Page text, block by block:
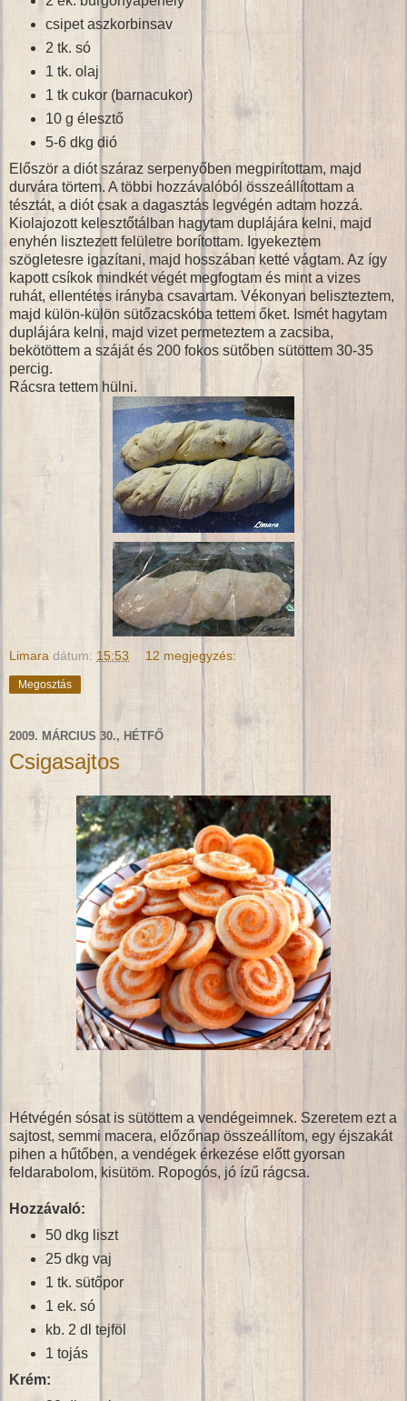
csipet aszkorbinsav
2 tk. só
1 tk. olaj
1 tk cukor (barnacukor)
10 g élesztő
5-6 dkg dió
Először a diót száraz serpenyőben megpirítottam, majd
durvára törtem. A többi hozzávalóból összeállítottam a
tésztát, a diót csak a dagasztás legvégén adtam hozzá.
Kiolajozott kelesztőtálban hagytam duplájára kelni, majd
enyhén lisztezett felületre borítottam. Igyekeztem
szögletesre igazítani, majd hosszában ketté vágtam. Az így
kapott csíkok mindkét végét megfogtam és mint a vizes
ruhát, ellentétes irányba csavartam. Vékonyan beliszteztem,
majd külön-külön sütőzacskóba tettem őket. Ismét hagytam
duplájára kelni, majd vizet permeteztem a zacsiba,
bekötöttem a száját és 200 fokos sütőben sütöttem 30-35
percig.
Rácsra tettem hülni.
Limara dátum: 15:53 12 megjegyzés:
Megosztás
2009. MÁRCIUS 30., HÉTFŐ
Csigasajtos
Hétvégén sósat is sütöttem a vendégeimnek. Szeretem ezt a
sajtost, semmi macera, előzőnap összeállítom, egy éjszakát
pihen a hűtőben, a vendégek érkezése előtt gyorsan
feldarabolom, kisütöm. Ropogós, jó ízű rágcsa.
Hozzávaló:
50 dkg liszt
25 dkg vaj
1 tk. sütőpor
1 ek. só
kb. 2 dl tejföl
1 tojás
Krém: